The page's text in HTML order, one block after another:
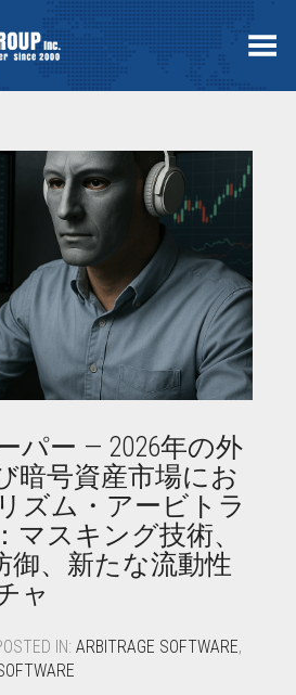
Toggle Menu
パー — 2026年の外
暗号資産市場にお
ズム・アービトラ
マスキング技術、
御、新たな流動性
ャ
IN: ARBITRAGE SOFTWARE,